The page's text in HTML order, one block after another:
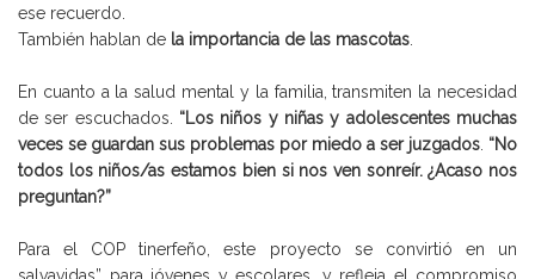
ese recuerdo.
También hablan de la importancia de las mascotas
En cuanto a la salud mental y la familia, transmiten la necesidad
de ser escuchados.
“Los niños y niñas y adolescentes muchas
veces se guardan sus problemas por miedo a ser juzgados “No
todos los niños/as estamos bien si nos ven sonreír. ¿Acaso nos
preguntan?”
Para el COP tinerfeño, este proyecto se convirtió en un